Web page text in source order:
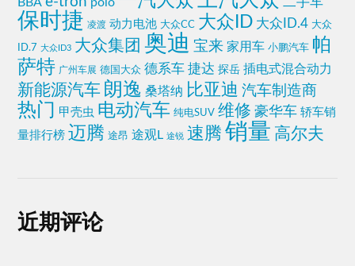
保时捷 凌渡 动力电池 大众CC 大众ID 大众ID.4 大众
ID.7 大众ID3 大众集团 奥迪 宝来 家用车 小鹏汽车 帕
萨特 广州车展 德国大众 德系车 捷达 探岳 插电式混合动力
新能源汽车 朗逸 桑塔纳 比亚迪 汽车制造商
热门 甲壳虫 电动汽车 纯电SUV 维修 豪华车 轿车销
量排行榜 迈腾 途昂 途观L 途锐 速腾 销量 高尔夫
近期评论